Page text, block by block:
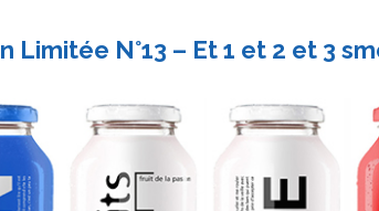
Limitée N°13 – Et 1 et 2 et 3